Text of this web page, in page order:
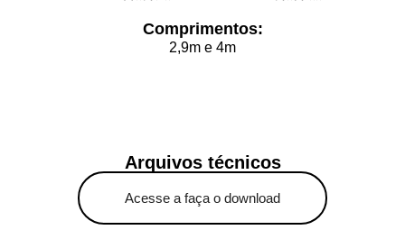
Comprimentos:
2,9m e 4m
Arquivos técnicos
Acesse a faça o download